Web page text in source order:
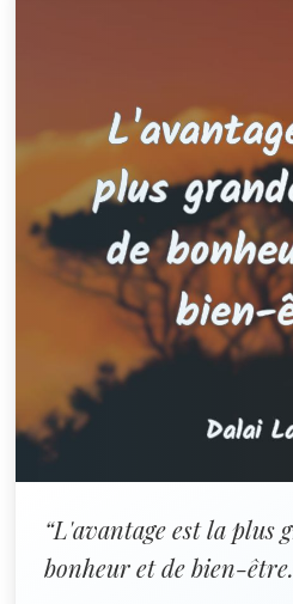
“L'avantage est la plus
bonheur et de bien-